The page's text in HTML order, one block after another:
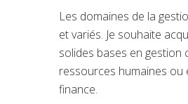
Les domaines de la
et variés. Je souhaite
solides bases en gestion
ressources humaines ou
finance.